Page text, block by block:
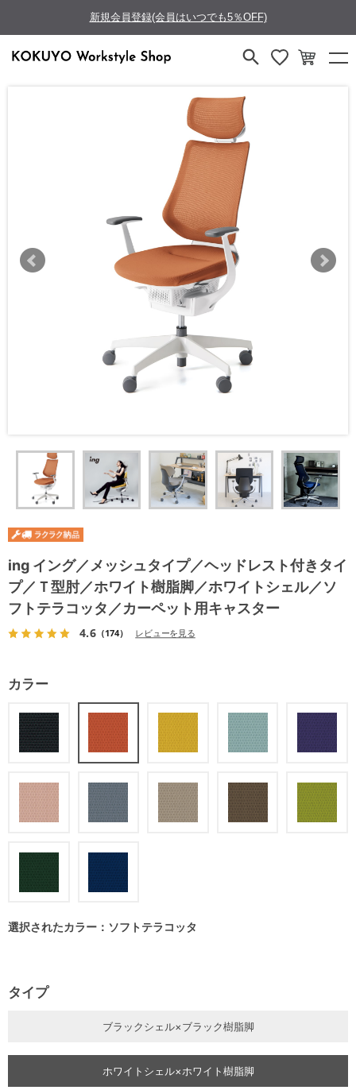
新規会員登録(会員はいつでも5％OFF)
ing イング／メッシュタイプ／ヘッドレスト付きタイ
プ／Ｔ型肘／ホワイト樹脂脚／ホワイトシェル／ソ
フトテラコッタ／カーペット用キャスター
4.6（174） レビューを見る
カラー
選択されたカラー：ソフトテラコッタ
タイプ
ブラックシェル×ブラック樹脂脚
ホワイトシェル×ホワイト樹脂脚